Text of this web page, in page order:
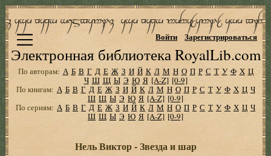
Электронная библиотека RoyalLib.com
Войти Зарегистрироваться
По авторам: А Б В Г Д Е Ж З И Й К Л М Н О П Р С Т У Ф Х Ц
Ч Ш Щ Ы Э Ю Я [A-Z] [0-9]
По книгам: А Б В Г Д Е Ж З И Й К Л М Н О П Р С Т У Ф Х Ц Ч
Ш Щ Ы Э Ю Я [A-Z] [0-9]
По сериям: А Б В Г Д Е Ж З И Й К Л М Н О П Р С Т У Ф Х Ц Ч
Ш Щ Ы Э Ю Я [A-Z] [0-9]
Нель Виктор - Звезда и шар